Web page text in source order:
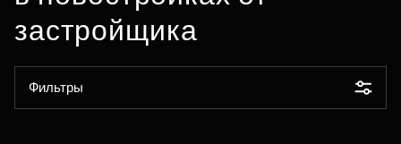
застройщика
Фильтры